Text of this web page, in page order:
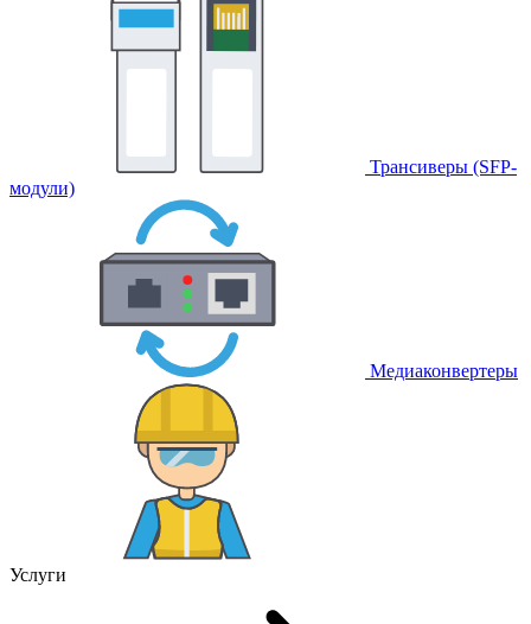
Трансиверы (SFP-
модули)
Медиаконвертеры
Услуги